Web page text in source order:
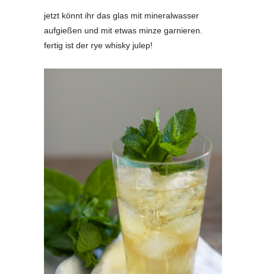
jetzt könnt ihr das glas mit mineralwasser
aufgießen und mit etwas minze garnieren.
fertig ist der rye whisky julep!